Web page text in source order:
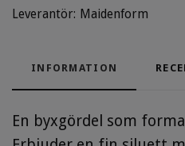
Leverantör: Maidenform
INFORMATION
En byxgördel som